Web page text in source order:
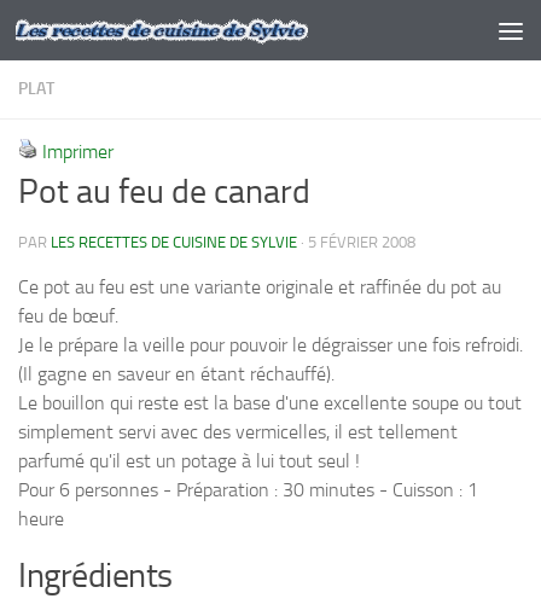
Skip to content
PLAT
Imprimer
Pot au feu de canard
PAR LES RECETTES DE CUISINE DE SYLVIE · 5 FÉVRIER 2008
Ce pot au feu est une variante originale et raffinée du pot au
feu de bœuf.
Je le prépare la veille pour pouvoir le dégraisser une fois refroidi.
(Il gagne en saveur en étant réchauffé).
Le bouillon qui reste est la base d'une excellente soupe ou tout
simplement servi avec des vermicelles, il est tellement
parfumé qu'il est un potage à lui tout seul !
Pour 6 personnes - Préparation : 30 minutes - Cuisson : 1
heure
Ingrédients